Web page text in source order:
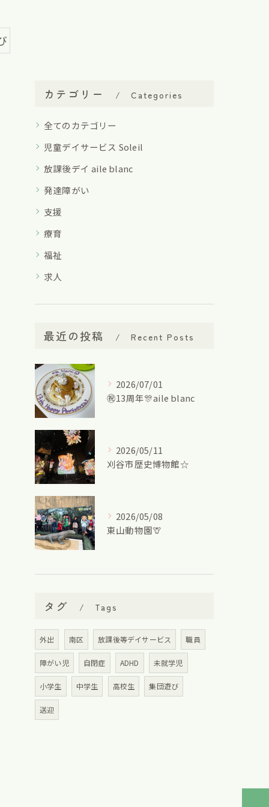
カテゴリー Categories
全てのカテゴリー
児童デイサービス Soleil
放課後デイ aile blanc
発達障がい
支援
療育
福祉
求人
最近の投稿 Recent Posts
2026/07/01
㊗13周年🎊aile blanc
2026/05/11
刈谷市歴史博物館☆
2026/05/08
東山動物園🦒
タグ Tags
外出 南区 放課後等デイサービス 職員
障がい児 自閉症 ADHD 未就学児
小学生 中学生 高校生 集団遊び
送迎